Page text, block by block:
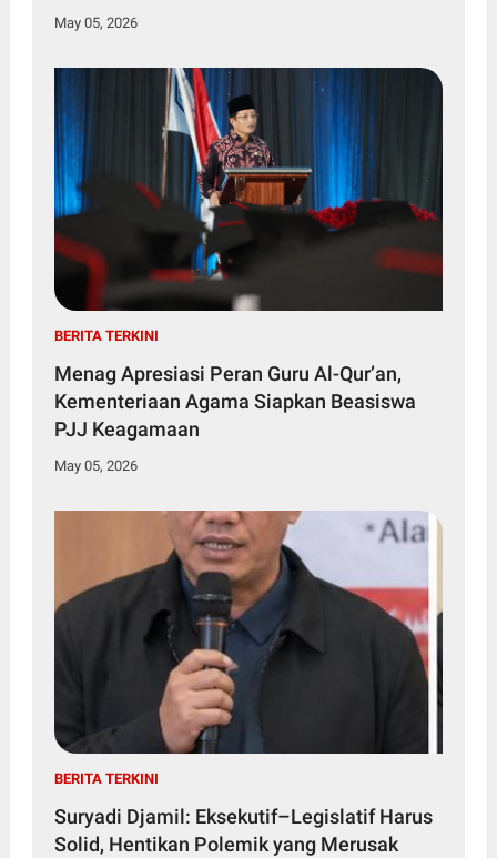
May 05, 2026
BERITA TERKINI
Menag Apresiasi Peran Guru Al-Qur’an,
Kementeriaan Agama Siapkan Beasiswa
PJJ Keagamaan
May 05, 2026
BERITA TERKINI
Suryadi Djamil: Eksekutif–Legislatif Harus
Solid, Hentikan Polemik yang Merusak